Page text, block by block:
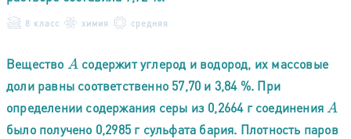
8 класс химия средняя
Вещество A содержит углерод и водород, их массовые
доли равны соответственно 57,70 и 3,84 %. При
определении содержания серы из 0,2664 г соединения A
было получено 0,2985 г сульфата бария. Плотность паров